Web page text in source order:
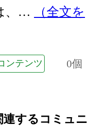
、…
（全文を
ンテンツ 0個
連するコミュニ